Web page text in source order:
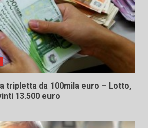
tripletta da 100mila euro – Lotto,
13.500 euro